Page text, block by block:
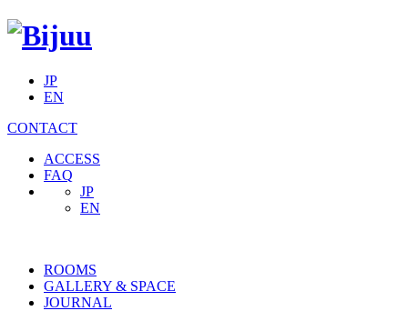
JP
EN
CONTACT
ACCESS
FAQ
JP
EN
ROOMS
GALLERY & SPACE
JOURNAL